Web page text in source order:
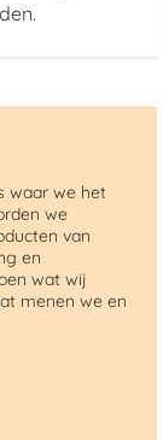
waar we het
we
van
en
wat wij
menen we en